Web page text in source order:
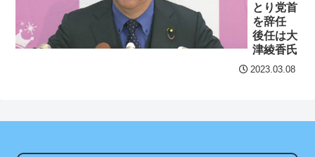
ＮＨＫが映らないテレビ
で料金は不当と主張してい
た主婦の裁判が…… NEW!
想：敵を探すよりトアの書
が「なぜ負けたのか？」ソ
ン・フンミン先発落ちは
「監督の報復」
すまん熊本やがコンビニ
とり党首
を辞任
後任は大
津綾香氏
2023.03.08